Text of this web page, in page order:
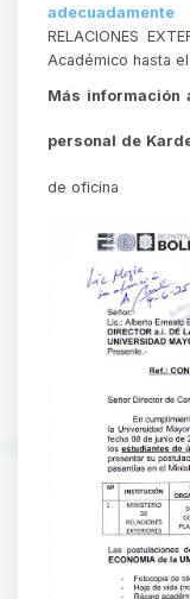
adecuadamente
RELACIONES
Académico hasta
Más información
personal de
de oficina